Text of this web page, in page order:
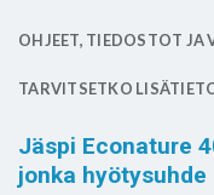
OHJEET, TIEDOSTOT JA
TARVITSETKO
Jäspi Econature
jonka